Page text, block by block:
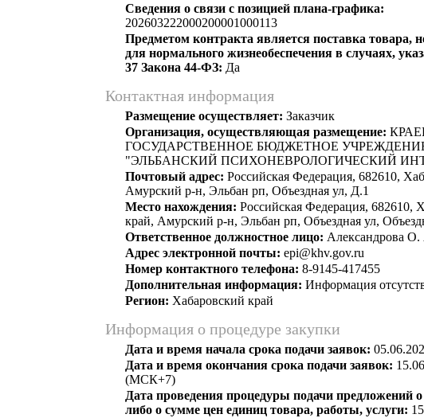
Сведения о связи с позицией плана-графика:
202603222000200001000113
Предметом контракта является поставка товара,
для нормального жизнеобеспечения в случаях,
37 Закона 44-ФЗ: Да
Контактная информация
Размещение осуществляет: Заказчик
Организация, осуществляющая размещение:
ГОСУДАРСТВЕННОЕ БЮДЖЕТНОЕ
"ЭЛЬБАНСКИЙ ПСИХОНЕВРОЛОГИЧЕСКИЙ
Почтовый адрес: Российская Федерация, 682610,
Амурский р-н, Эльбан рп, Объездная ул, Д.1
Место нахождения: Российская Федерация, 682610,
край, Амурский р-н, Эльбан рп, Объездная ул,
Ответственное должностное лицо: Александрова О.
Адрес электронной почты: epi@khv.gov.ru
Номер контактного телефона: 8-9145-417455
Дополнительная информация: Информация
Регион: Хабаровский край
Информация о процедуре закупки
Дата и время начала срока подачи заявок:
Дата и время окончания срока подачи заявок:
(МСК+7)
Дата проведения процедуры подачи предложений
либо о сумме цен единиц товара, работы, услуги: